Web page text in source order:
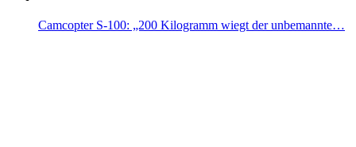
Camcopter S-100: „200 Kilogramm wiegt der unbemannte…